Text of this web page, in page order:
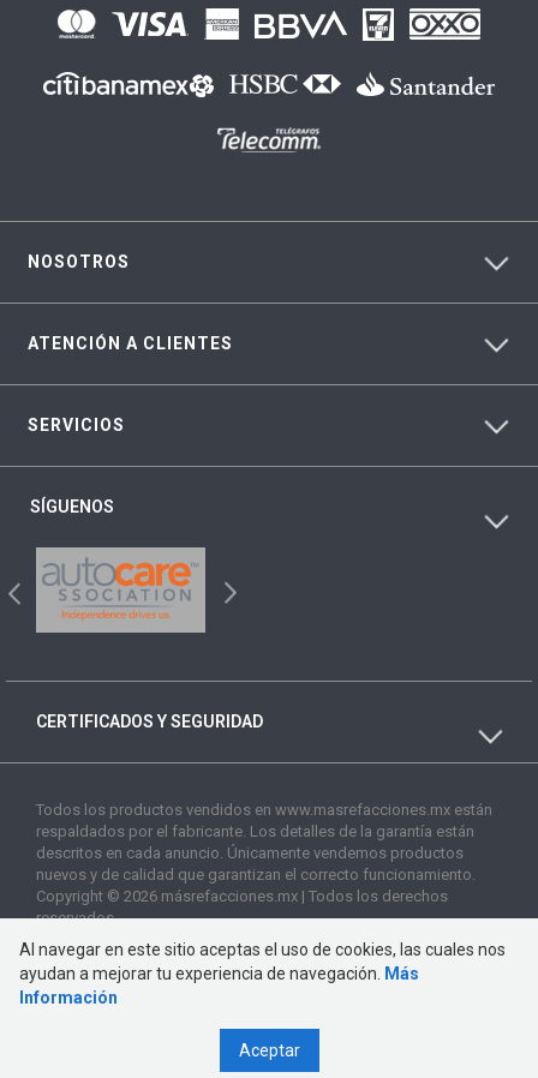
NOSOTROS
ATENCIÓN A CLIENTES
SERVICIOS
SÍGUENOS
CERTIFICADOS Y SEGURIDAD
Todos los productos vendidos en www.masrefacciones.mx están
respaldados por el fabricante. Los detalles de la garantía están
descritos en cada anuncio. Únicamente vendemos productos
nuevos y de calidad que garantizan el correcto funcionamiento.
Copyright © 2026 másrefacciones.mx | Todos los derechos
reservados
Al navegar en este sitio aceptas el uso de cookies, las cuales nos
ayudan a mejorar tu experiencia de navegación.
Más
Información
Aceptar